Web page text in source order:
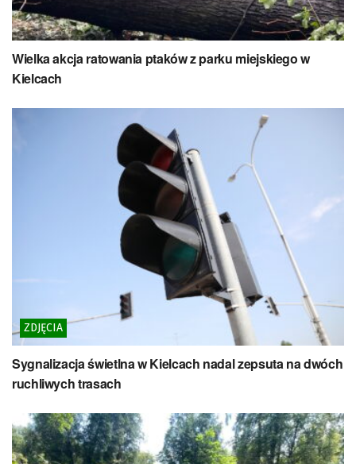
Wielka akcja ratowania ptaków z parku miejskiego w
Kielcach
ZDJĘCIA
Sygnalizacja świetlna w Kielcach nadal zepsuta na dwóch
ruchliwych trasach